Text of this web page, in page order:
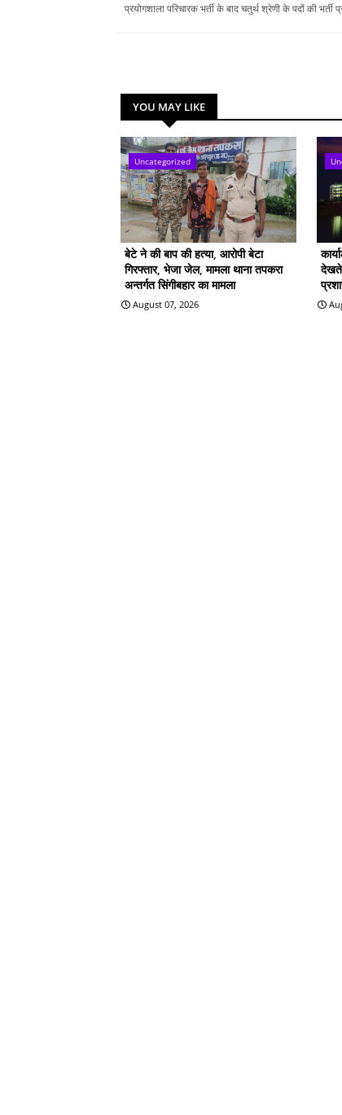
प्रयोगशाला परिचारक भर्ती के बाद चतुर्थ श्रेणी के पदों की भर्ती
YOU MAY LIKE
Uncategorized
बेटे ने की बाप की हत्या, आरोपी बेटा
गिरफ्तार, भेजा जेल, मामला थाना तपकरा
अन्तर्गत सिंगीबहार का मामला
August 07, 2026
देखते